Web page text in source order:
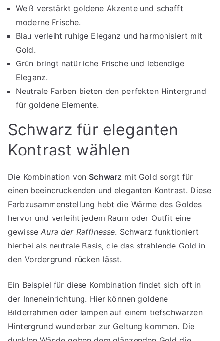
Weiß verstärkt goldene Akzente und schafft
moderne Frische.
Blau verleiht ruhige Eleganz und harmonisiert mit
Gold.
Grün bringt natürliche Frische und lebendige
Eleganz.
Neutrale Farben bieten den perfekten Hintergrund
für goldene Elemente.
Schwarz für eleganten
Kontrast wählen
Die Kombination von Schwarz mit Gold sorgt für
einen beeindruckenden und eleganten Kontrast. Diese
Farbzusammenstellung hebt die Wärme des Goldes
hervor und verleiht jedem Raum oder Outfit eine
gewisseAura der Raffinesse. Schwarz funktioniert
hierbei als neutrale Basis, die das strahlende Gold in
den Vordergrund rücken lässt.
Ein Beispiel für diese Kombination findet sich oft in
der Inneneinrichtung. Hier können goldene
Bilderrahmen oder lampen auf einem tiefschwarzen
Hintergrund wunderbar zur Geltung kommen. Die